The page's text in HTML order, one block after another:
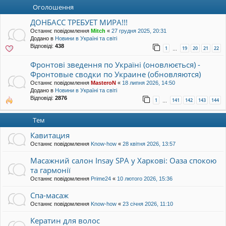
Оголошення
ДОНБАСС ТРЕБУЕТ МИРА!!!
Останнє повідомлення Mitch « 27 грудня 2025, 20:31
Додано в Новини в Україні та світі
Відповіді: 438 1 … 19 20 21 22
Фронтові зведення по Україні (оновлюється) -
Фронтовые сводки по Украине (обновляются)
Останнє повідомлення MasteroN « 18 липня 2026, 14:50
Додано в Новини в Україні та світі
Відповіді: 2876 1 … 141 142 143 144
Тем
Кавитация
Останнє повідомлення Know-how « 28 квітня 2026, 13:57
Масажний салон Insay SPA у Харкові: Оаза спокою
та гармонії
Останнє повідомлення Prime24 « 10 лютого 2026, 15:36
Спа-масаж
Останнє повідомлення Know-how « 23 січня 2026, 11:10
Кератин для волос